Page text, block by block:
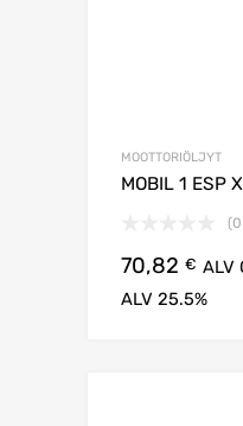
MOOTTORIÖLJYT
MOBIL 1 ESP
70,82 € ALV
ALV 25.5%